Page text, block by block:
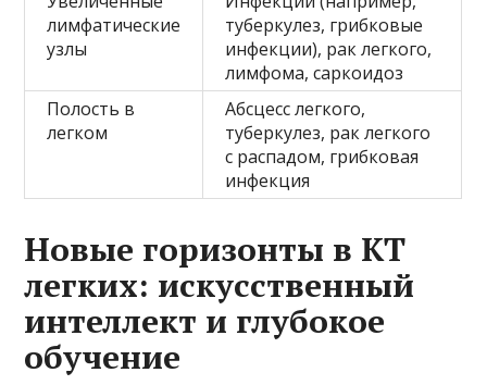
лимфатические
узлы
туберкулез, грибковые
инфекции), рак легкого,
лимфома, саркоидоз
Полость в
легком
Абсцесс легкого,
туберкулез, рак легкого
с распадом, грибковая
инфекция
Новые горизонты в КТ
легких: искусственный
интеллект и глубокое
обучение